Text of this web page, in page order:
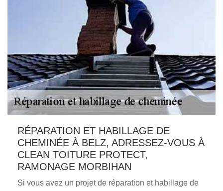
RÉPARATION ET HABILLAGE DE
CHEMINÉE À BELZ, ADRESSEZ-VOUS À
CLEAN TOITURE PROTECT,
RAMONAGE MORBIHAN
Si vous avez un projet de réparation et habillage de